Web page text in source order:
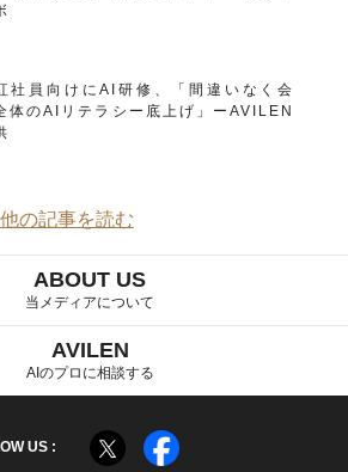
社員向けにAI研修、「間違いなく会
体のAIリテラシー底上げ」ーAVILEN
の記事を読む
ABOUT US
当メディアについて
AVILEN
AIのプロに相談する
US :